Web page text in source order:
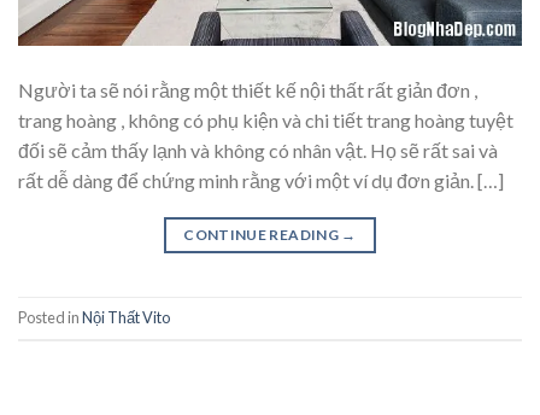
Người ta sẽ nói rằng một thiết kế nội thất rất giản đơn ,
trang hoàng , không có phụ kiện và chi tiết trang hoàng tuyệt
đối sẽ cảm thấy lạnh và không có nhân vật. Họ sẽ rất sai và
rất dễ dàng để chứng minh rằng với một ví dụ đơn giản. […]
CONTINUE READING →
Posted inNội Thất Vito